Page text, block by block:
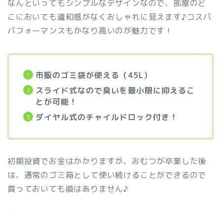
なんといってもシンプルなデザインなので、部屋のど
こにおいても違和感がなくおしゃれに見えます♪コスパ
パフォーマンスもかなり高いのが魅力です！
市販のゴミ袋が使える（45L）
スライド式なので臭いを最小限に抑えるこ
とが可能！
ダイヤル式のチャイルドロック付き！
初期投資でお金はかかりますが、おむつが卒業した後
は、通常のゴミ箱として使い続けることができるので
買っておいても損はありません♪